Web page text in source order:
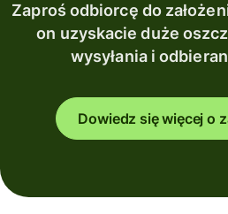
Zaproś odbiorcę do
on uzyskacie duże
wysyłania i
Dowiedz się więcej o